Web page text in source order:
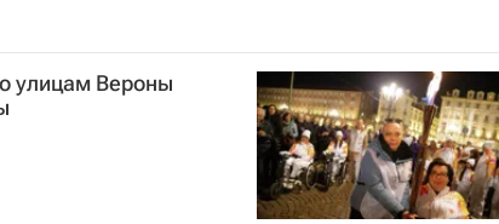
улицам Вероны